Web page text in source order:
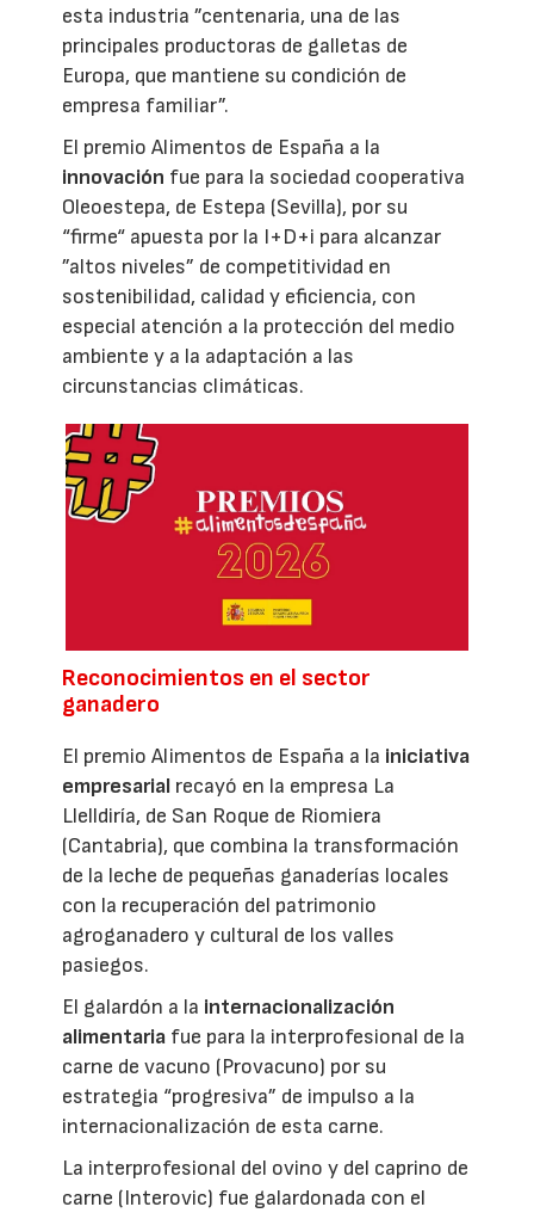
esta industria ”centenaria, una de las
principales productoras de galletas de
Europa, que mantiene su condición de
empresa familiar”.
El premio Alimentos de España a la
innovación fue para la sociedad cooperativa
Oleoestepa, de Estepa (Sevilla), por su
“firme“ apuesta por la I+D+i para alcanzar
”altos niveles” de competitividad en
sostenibilidad, calidad y eficiencia, con
especial atención a la protección del medio
ambiente y a la adaptación a las
circunstancias climáticas.
Reconocimientos en el sector
ganadero
El premio Alimentos de España a la iniciativa
empresarial recayó en la empresa La
Llelldiría, de San Roque de Riomiera
(Cantabria), que combina la transformación
de la leche de pequeñas ganaderías locales
con la recuperación del patrimonio
agroganadero y cultural de los valles
pasiegos.
El galardón a la internacionalización
alimentaria fue para la interprofesional de la
carne de vacuno (Provacuno) por su
estrategia “progresiva” de impulso a la
internacionalización de esta carne.
La interprofesional del ovino y del caprino de
carne (Interovic) fue galardonada con el